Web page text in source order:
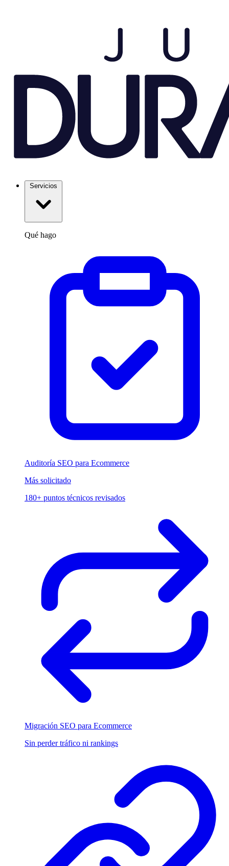
Qué hago
Auditoría SEO para Ecommerce
Más solicitado
180+ puntos técnicos revisados
Migración SEO para Ecommerce
Sin perder tráfico ni rankings